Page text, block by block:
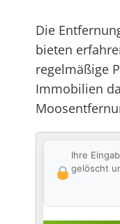
Die
bieten
regelmäßige
Immobilien
Ihre
gelöscht